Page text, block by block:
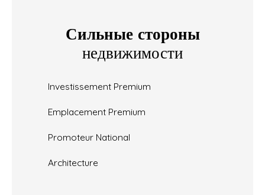
Сильные стороны
недвижимости
Investissement Premium
Emplacement Premium
Promoteur National
Architecture